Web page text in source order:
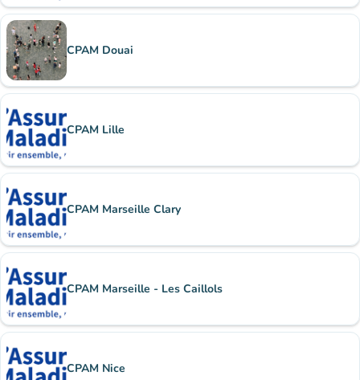
CPAM Douai
CPAM Lille
CPAM Marseille Clary
CPAM Marseille - Les Caillols
CPAM Nice